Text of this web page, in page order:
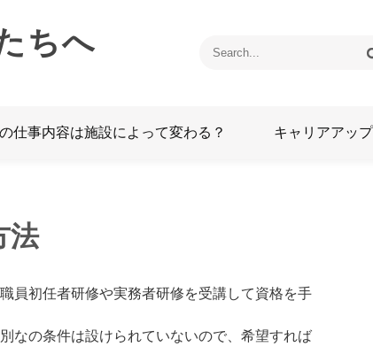
ちへ
仕事内容は施設によって変わる？ キャリアアッ
法
員初任者研修や実務者研修を受講して資格を手
なの条件は設けられていないので、希望すれば